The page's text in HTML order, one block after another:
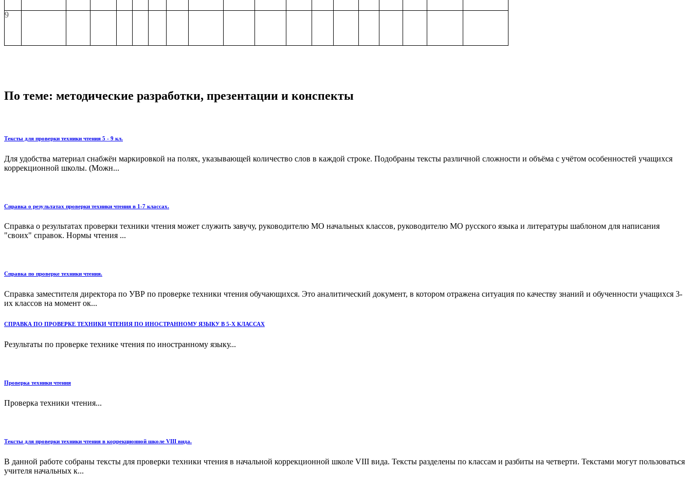
9
По теме: методические разработки, презентации и конспекты
Тексты для проверки техники чтения 5 - 9 кл.
Для удобства материал снабжён маркировкой на полях, указывающей количество слов в каждой строке. Подобраны тексты различной сложности и объёма с учётом особенностей учащихся
коррекционной школы. (Можн...
Справка о результатах проверки техники чтения в 1-7 классах.
Справка о результатах проверки техники чтения может служить завучу, руководителю МО начальных классов, руководителю МО русского языка и литературы шаблоном для написания
"своих" справок. Нормы чтения ...
Справка по проверке техники чтения.
Справка заместителя директора по УВР по проверке техники чтения обучающихся. Это аналитический документ, в котором отражена ситуация по качеству знаний и обученности учащихся 3-
их классов на момент ок...
СПРАВКА ПО ПРОВЕРКЕ ТЕХНИКИ ЧТЕНИЯ ПО ИНОСТРАННОМУ ЯЗЫКУ В 5-Х КЛАССАХ
Результаты по проверке технике чтения по иностранному языку...
Проверка техники чтения
Проверка техники чтения...
Тексты для проверки техники чтения в коррекционной школе VIII вида.
В данной работе собраны тексты для проверки техники чтения в начальной коррекционной школе VIII вида. Тексты разделены по классам и разбиты на четверти. Текстами могут пользоваться
учителя начальных к...